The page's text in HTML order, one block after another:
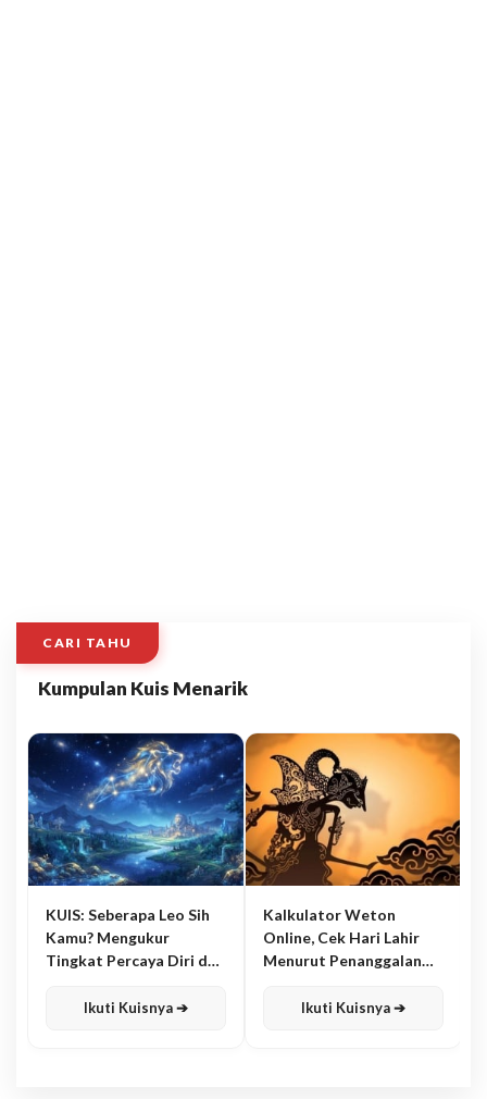
CARI TAHU
Kumpulan Kuis Menarik
KUIS: Seberapa Leo Sih
Kamu? Mengukur
Tingkat Percaya Diri dan
Ikuti Kuisnya ➔
Kalkulator Weton
Online, Cek Hari Lahir
Menurut Penanggalan
Ikuti Kuisnya ➔